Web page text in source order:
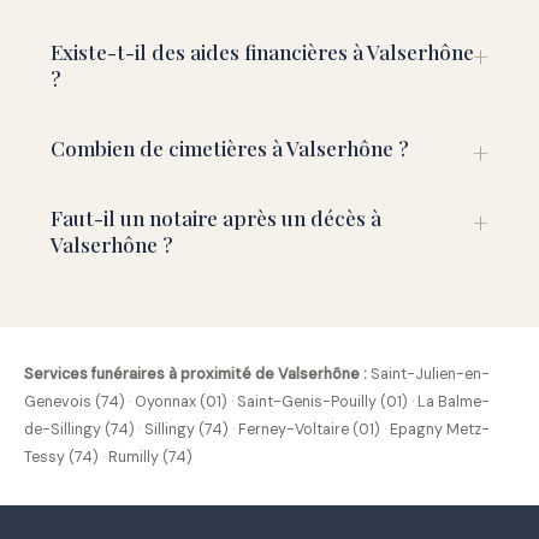
Existe-t-il des aides financières à Valserhône
?
Combien de cimetières à Valserhône ?
Faut-il un notaire après un décès à
Valserhône ?
Services funéraires à proximité de Valserhône : Saint-Julien-en-
Genevois (74) · Oyonnax (01) · Saint-Genis-Pouilly (01) · La Balme-
de-Sillingy (74) · Sillingy (74) · Ferney-Voltaire (01) · Epagny Metz-
Tessy (74) · Rumilly (74)